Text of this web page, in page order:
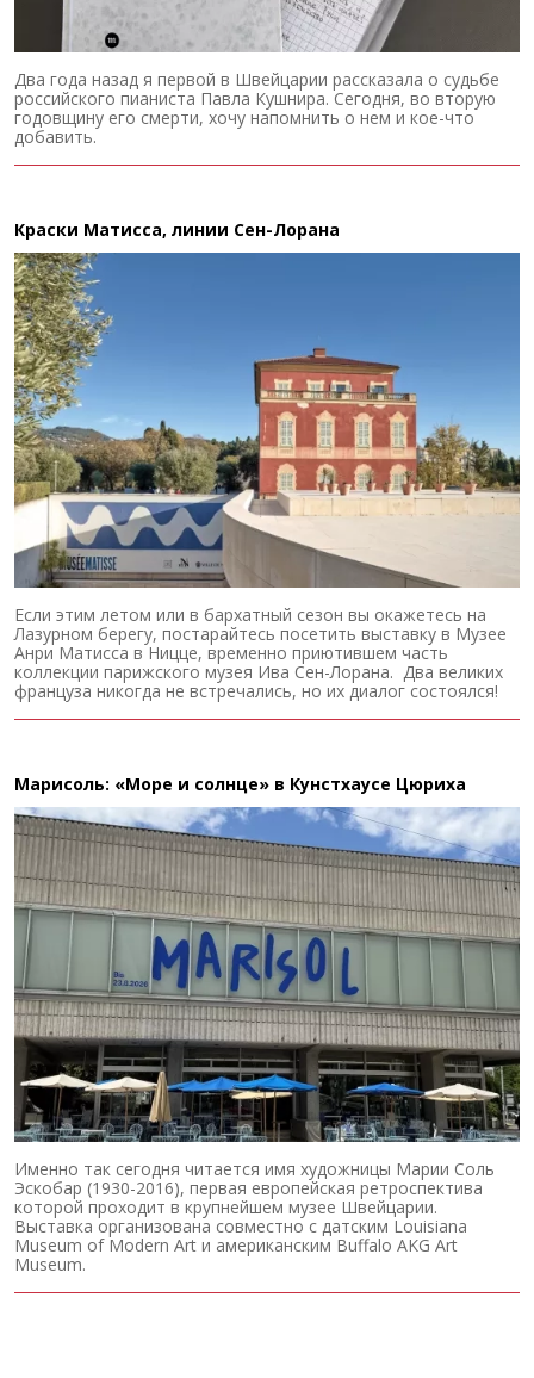
Два года назад я первой в Швейцарии рассказала о судьбе
российского пианиста Павла Кушнира. Сегодня, во вторую
годовщину его смерти, хочу напомнить о нем и кое-что
добавить.
Краски Матисса, линии Сен-Лорана
Если этим летом или в бархатный сезон вы окажетесь на
Лазурном берегу, постарайтесь посетить выставку в Музее
Анри Матисса в Ницце, временно приютившем часть
коллекции парижского музея Ива Сен-Лорана. Два великих
француза никогда не встречались, но их диалог состоялся!
Марисоль: «Море и солнце» в Кунстхаусе Цюриха
Именно так сегодня читается имя художницы Марии Соль
Эскобар (1930-2016), первая европейская ретроспектива
которой проходит в крупнейшем музее Швейцарии.
Выставка организована совместно с датским Louisiana
Museum of Modern Art и американским Buffalo AKG Art
Museum.